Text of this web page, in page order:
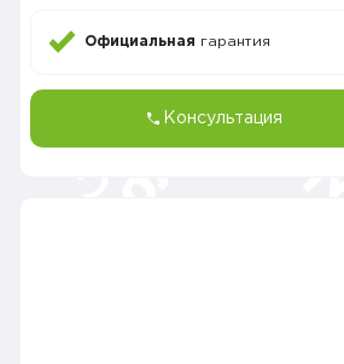
Официальная гарантия
Консультация